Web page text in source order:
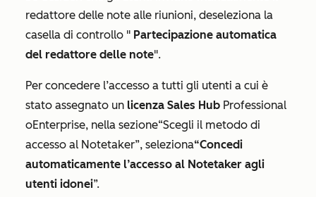
redattore delle note alle riunioni, deseleziona la
casella di controllo " Partecipazione automatica
del redattore delle note".
Per concedere l’accesso a tutti gli utenti a cui è
stato assegnato un licenza Sales Hub Professional
oEnterprise, nella sezione“Scegli il metodo di
accesso al Notetaker”, seleziona“Concedi
automaticamente l’accesso al Notetaker agli
utenti idonei”.